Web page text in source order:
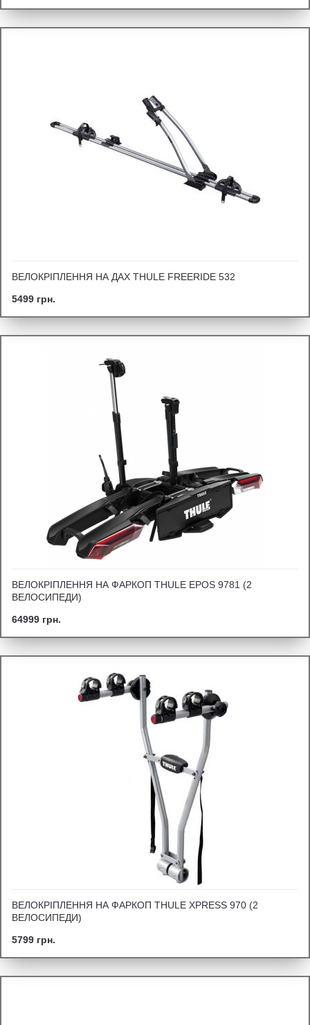
ВЕЛОКРІПЛЕННЯ НА ДАХ THULE FREERIDE 532
5499 грн.
ВЕЛОКРІПЛЕННЯ НА ФАРКОП THULE EPOS 9781 (2
ВЕЛОСИПЕДИ)
64999 грн.
ВЕЛОКРІПЛЕННЯ НА ФАРКОП THULE XPRESS 970 (2
ВЕЛОСИПЕДИ)
5799 грн.